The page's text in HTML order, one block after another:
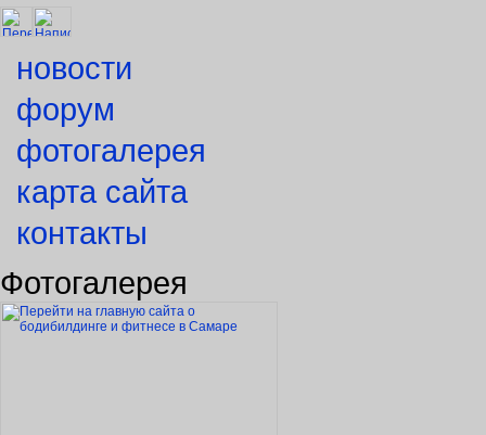
новости
форум
фотогалерея
карта сайта
контакты
Фотогалерея